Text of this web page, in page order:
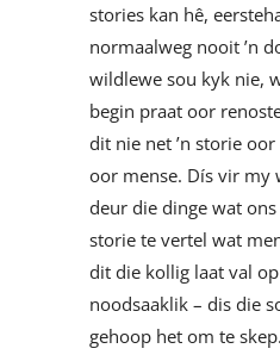
stories kan hê,
normaalweg nooit ’n
wildlewe sou kyk nie,
begin praat oor
dit nie net ’n storie
oor mense. Dís vir my
deur die dinge wat
storie te vertel wat
dit die kollig laat val
noodsaaklik – dis die
gehoop het om te skep.